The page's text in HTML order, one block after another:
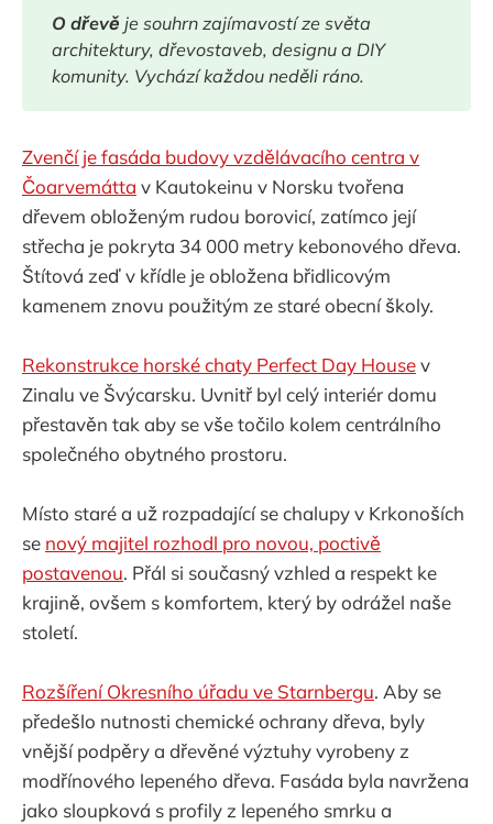
O dřevě je souhrn zajímavostí ze světa
architektury, dřevostaveb, designu a DIY
komunity. Vychází každou neděli ráno.
Zvenčí je fasáda budovy vzdělávacího centra v
Čoarvemátta v Kautokeinu v Norsku tvořena
dřevem obloženým rudou borovicí, zatímco její
střecha je pokryta 34 000 metry kebonového dřeva.
Štítová zeď v křídle je obložena břidlicovým
kamenem znovu použitým ze staré obecní školy.
Rekonstrukce horské chaty Perfect Day Housev
Zinalu ve Švýcarsku. Uvnitř byl celý interiér domu
přestavěn tak aby se vše točilo kolem centrálního
společného obytného prostoru.
Místo staré a už rozpadající se chalupy v Krkonoších
se nový majitel rozhodl pro novou, poctivě
postavenou. Přál si současný vzhled a respekt ke
krajině, ovšem s komfortem, který by odrážel naše
století.
Rozšíření Okresního úřadu ve Starnbergu. Aby se
předešlo nutnosti chemické ochrany dřeva, byly
vnější podpěry a dřevěné výztuhy vyrobeny z
modřínového lepeného dřeva. Fasáda byla navržena
jako sloupková s profily z lepeného smrku a